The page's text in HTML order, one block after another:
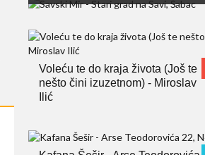
Voleću te do kraja života (Još te
nešto čini izuzetnom) - Miroslav
Ilić